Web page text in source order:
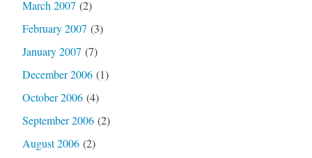
March 2007 (2)
February 2007 (3)
January 2007 (7)
December 2006(1)
October 2006(4)
September 2006(2)
August 2006(2)